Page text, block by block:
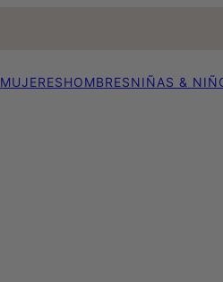
MUJERESHOMBRESNIÑAS &